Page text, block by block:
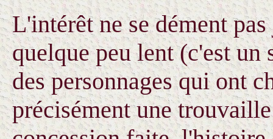
L'intérêt ne se dément
quelque peu lent (c'est un
des personnages qui ont
précisément une